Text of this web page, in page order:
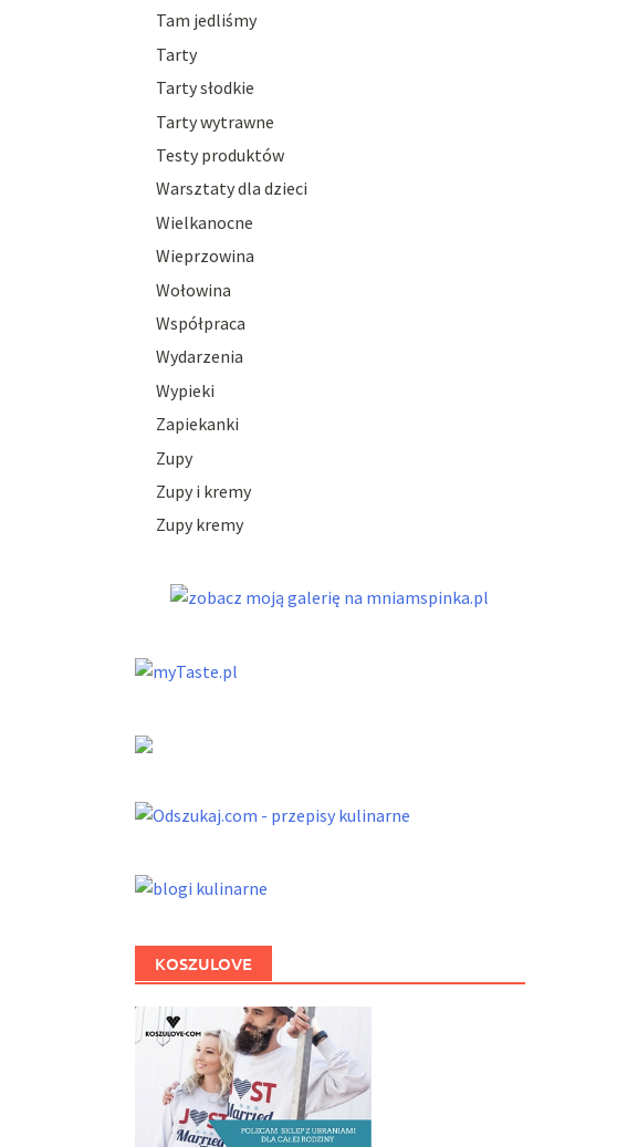
Tam jedliśmy
Tarty
Tarty słodkie
Tarty wytrawne
Testy produktów
Warsztaty dla dzieci
Wielkanocne
Wieprzowina
Wołowina
Współpraca
Wydarzenia
Wypieki
Zapiekanki
Zupy
Zupy i kremy
Zupy kremy
KOSZULOVE